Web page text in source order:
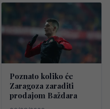
Poznato koliko će
Zaragoza zaraditi
prodajom Baždara